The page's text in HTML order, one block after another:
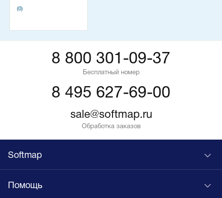
(0)
8 800 301-09-37
Бесплатный номер
8 495 627-69-00
sale@softmap.ru
Обработка заказов
Softmap
Помощь